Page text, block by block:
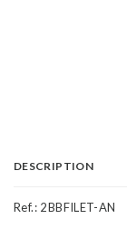
DESCRIPTION
Ref.: 2BBFILET-AN